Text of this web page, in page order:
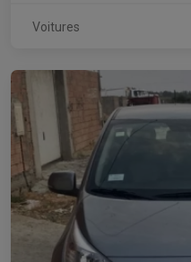
Voitures